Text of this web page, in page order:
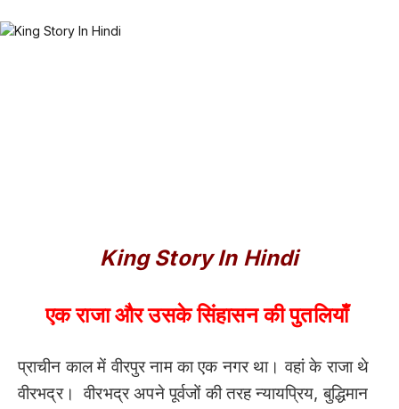
King Story In Hindi
एक राजा और उसके सिंहासन की पुतलियाँ
प्राचीन काल में वीरपुर नाम का एक नगर था। वहां के राजा थे
वीरभद्र। वीरभद्र अपने पूर्वजों की तरह न्यायप्रिय, बुद्धिमान